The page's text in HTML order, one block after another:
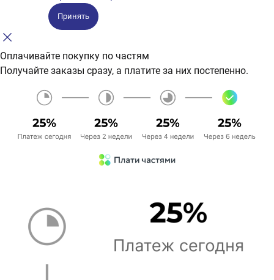
Принять
Оплачивайте покупку по частям
Получайте заказы сразу, а платите за них постепенно.